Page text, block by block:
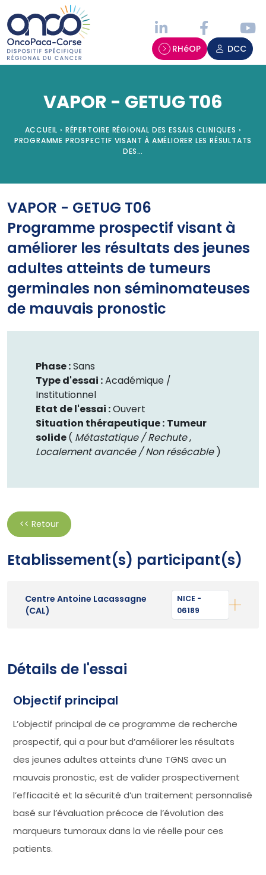
RHéOP DCC
VAPOR - GETUG T06
ACCUEIL › RÉPERTOIRE RÉGIONAL DES ESSAIS CLINIQUES ›
PROGRAMME PROSPECTIF VISANT À AMÉLIORER LES RÉSULTATS
DES…
VAPOR - GETUG T06
Programme prospectif visant à
améliorer les résultats des jeunes
adultes atteints de tumeurs
germinales non séminomateuses
de mauvais pronostic
Phase :Sans
Type d'essai :Académique /
Institutionnel
Etat de l'essai :Ouvert
Situation thérapeutique : Tumeur
solide( Métastatique / Rechute,
Localement avancée / Non résécable)
<< Retour
Etablissement(s) participant(s)
Centre Antoine Lacassagne
(CAL)
NICE -
06189
Détails de l'essai
Objectif principal
L’objectif principal de ce programme de recherche
prospectif, qui a pour but d’améliorer les résultats
des jeunes adultes atteints d’une TGNS avec un
mauvais pronostic, est de valider prospectivement
l’efficacité et la sécurité d’un traitement personnalisé
basé sur l’évaluation précoce de l’évolution des
marqueurs tumoraux dans la vie réelle pour ces
patients.
Panneau de gestion des cookies